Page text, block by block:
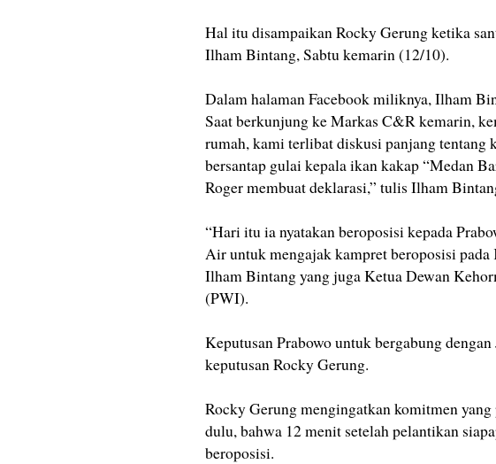
Hal itu disampaikan Rocky Gerung ketika
Ilham Bintang, Sabtu kemarin (12/10).
Dalam halaman Facebook miliknya, Ilham
Saat berkunjung ke Markas C&R kemarin,
rumah, kami terlibat diskusi panjang tentang
bersantap gulai kepala ikan kakap “Medan
Roger membuat deklarasi,” tulis Ilham
“Hari itu ia nyatakan beroposisi kepada
Air untuk mengajak kampret beroposisi
Ilham Bintang yang juga Ketua Dewan
(PWI).
Keputusan Prabowo untuk bergabung
keputusan Rocky Gerung.
Rocky Gerung mengingatkan komitmen
dulu, bahwa 12 menit setelah pelantikan
beroposisi.